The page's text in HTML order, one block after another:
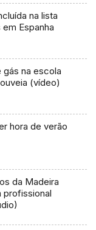
na lista
Espanha
gás na escola
(vídeo)
hora de verão
da Madeira
profissional